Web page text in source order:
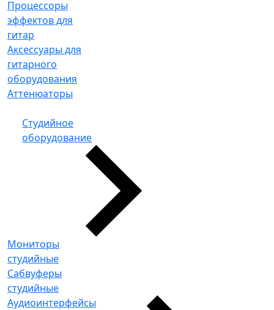
Процессоры
эффектов для
гитар
Аксессуары для
гитарного
оборудования
Аттенюаторы
Студийное
оборудование
Мониторы
студийные
Сабвуферы
студийные
Аудиоинтерфейсы